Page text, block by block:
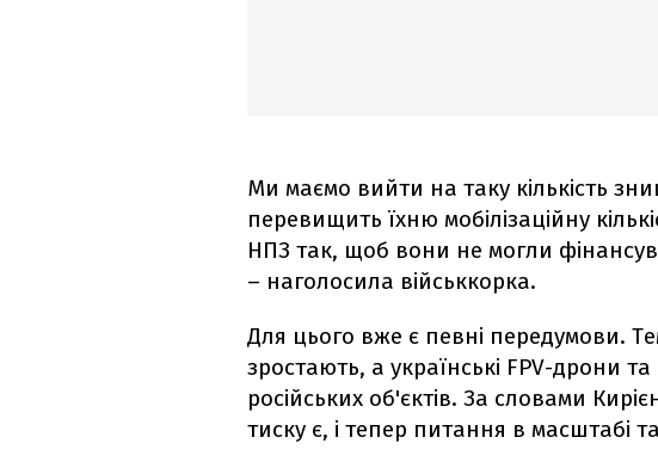
Ми маємо вийти на таку кількість
перевищить їхню мобілізаційну
НПЗ так, щоб вони не могли
– наголосила військкорка.
Для цього вже є певні передумови.
зростають, а українські FPV-дрони
російських об'єктів. За словами
тиску є, і тепер питання в масштабі